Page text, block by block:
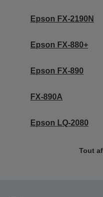
Epson FX-2190N
Epson FX-880+
Epson FX-890
FX-890A
Epson LQ-2080
Tout